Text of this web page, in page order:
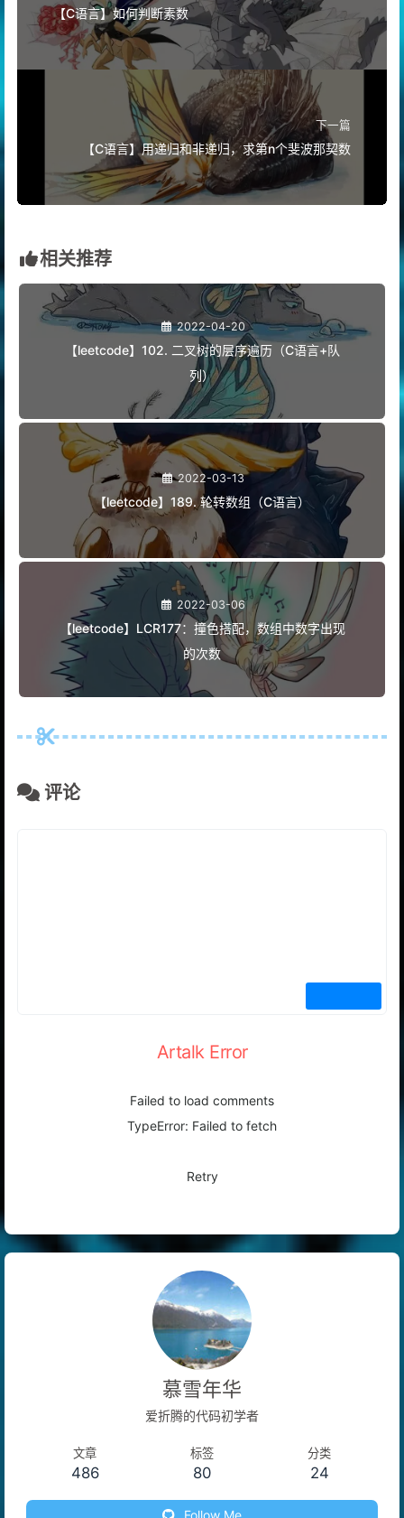
【C语言】如何判断素数
下一篇
【C语言】用递归和非递归，求第n个斐波那契数
相关推荐
2022-04-20
【leetcode】102. 二叉树的层序遍历（C语言+队
列）
2022-03-13
【leetcode】189. 轮转数组（C语言）
2022-03-06
【leetcode】LCR177：撞色搭配，数组中数字出现
的次数
评论
Artalk Error
Failed to load comments
TypeError: Failed to fetch
Retry
慕雪年华
爱折腾的代码初学者
文章
486
标签
80
分类
24